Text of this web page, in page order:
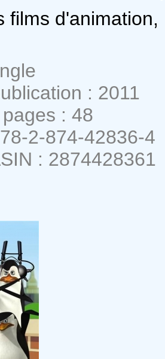
films
: 2011
: 48
2-874-42836-4
: 2874428361